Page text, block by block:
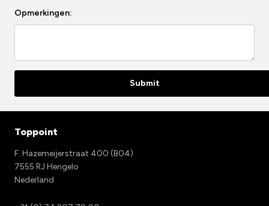
Opmerkingen:
Submit
Toppoint
F. Hazemeijerstraat 400 (B04)
7555 RJ Hengelo
Nederland